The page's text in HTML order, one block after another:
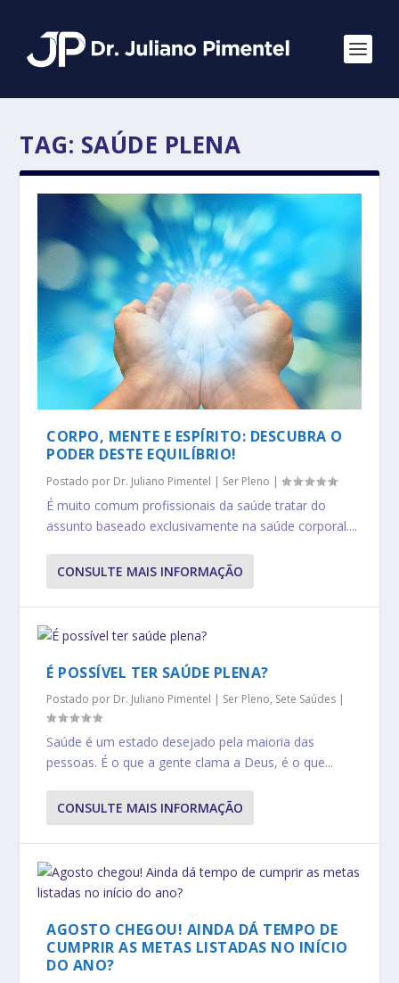
TAG: SAÚDE PLENA
CORPO, MENTE E ESPÍRITO: DESCUBRA O
PODER DESTE EQUILÍBRIO!
Postado por Dr. Juliano Pimentel | Ser Pleno |
É muito comum profissionais da saúde tratar do
assunto baseado exclusivamente na saúde corporal....
CONSULTE MAIS INFORMAÇÃO
É POSSÍVEL TER SAÚDE PLENA?
Postado por Dr. Juliano Pimentel | Ser Pleno, Sete Saúdes |
Saúde é um estado desejado pela maioria das
pessoas. É o que a gente clama a Deus, é o que...
CONSULTE MAIS INFORMAÇÃO
AGOSTO CHEGOU! AINDA DÁ TEMPO DE
CUMPRIR AS METAS LISTADAS NO INÍCIO
DO ANO?